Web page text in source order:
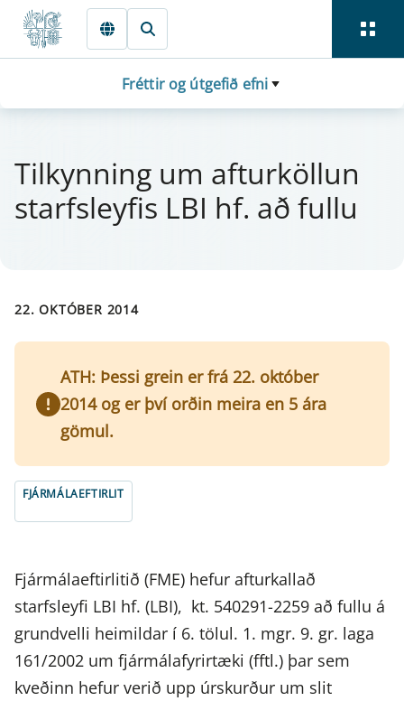
Fara beint í Meginmál
Fréttir og útgefið efni
Til­kynn­ing um af­t­ur­köll­un
starfs­ley­f­is LBI hf. að fullu
22. OKTÓBER 2014
ATH: Þessi grein er frá 22. október
2014 og er því orðin meira en 5 ára
gömul.
FJÁRMÁLAEFTIRLIT
Fjármálaeftirlitið (FME) hefur afturkallað
starfsleyfi LBI hf. (LBI), kt. 540291-2259 að fullu á
grundvelli heimildar í 6. tölul. 1. mgr. 9. gr. laga
161/2002 um fjármálafyrirtæki (fftl.) þar sem
kveðinn hefur verið upp úrskurður um slit